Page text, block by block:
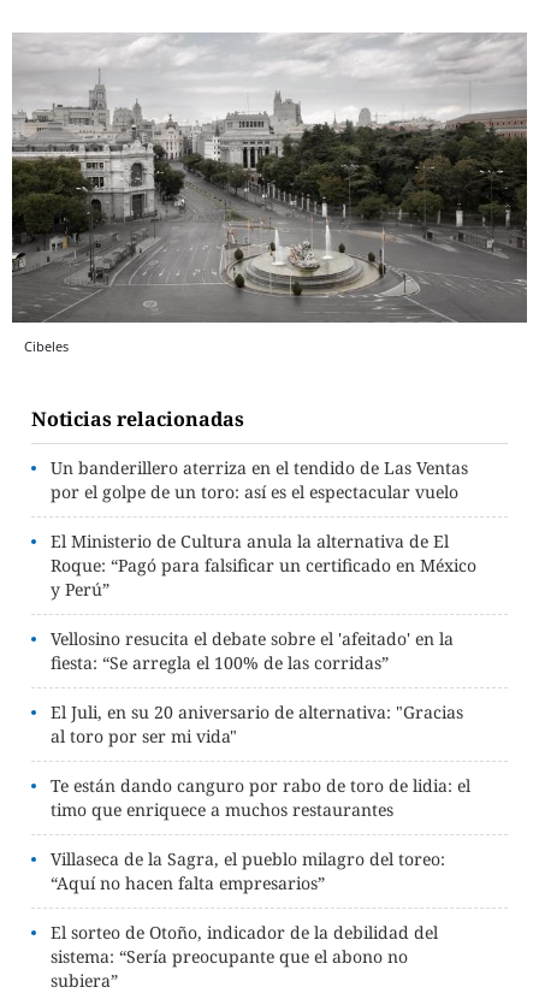
Cibeles
Noticias relacionadas
Un banderillero aterriza en el tendido de Las Ventas
por el golpe de un toro: así es el espectacular vuelo
El Ministerio de Cultura anula la alternativa de El
Roque: “Pagó para falsificar un certificado en México
y Perú”
Vellosino resucita el debate sobre el 'afeitado' en la
fiesta: “Se arregla el 100% de las corridas”
El Juli, en su 20 aniversario de alternativa: "Gracias
al toro por ser mi vida"
Te están dando canguro por rabo de toro de lidia: el
timo que enriquece a muchos restaurantes
Villaseca de la Sagra, el pueblo milagro del toreo:
“Aquí no hacen falta empresarios”
El sorteo de Otoño, indicador de la debilidad del
sistema: “Sería preocupante que el abono no
subiera”